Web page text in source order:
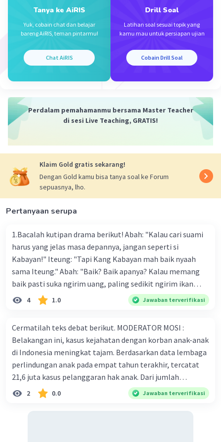
Meskipun biaya produksi lebih tinggi, produk pertanian
alami memiliki nilai jual yang lebih tinggi karena kualitas
Beri Rating·5.0( Balas
Tanya ke AiRIS
Yuk, cobain chat dan belajar
bareng AiRIS, teman pintarmu!
Chat AiRIS
Drill Soal
Latihan soal sesuai topik yang
kamu mau untuk persiapan ujian
Cobain Drill Soal
Perdalam pemahamanmu bersama Master Teacher
di sesi Live Teaching, GRATIS!
Klaim Gold gratis sekarang!
Dengan Gold kamu bisa tanya soal ke Forum
sepuasnya, lho.
Pertanyaan serupa
1.Bacalah kutipan drama berikut! Abah: "Kalau cari suami
harus yang jelas masa depannya, jangan seperti si
Kabayan!" Iteung: "Tapi Kang Kabayan mah baik nyaah
sama Iteung." Abah: "Baik? Baik apanya? Kalau memang
baik pasti suka ngirim uang, paling sedikit ngirim ikan
kesenangan Abah. Ikan gurame!" Ambu: "Abah teh
kumaha. Apa-apa selalu saja diukur pakai uang." Tokoh
jika menggunakan kostum a. celana panjang dan kaos
dengan rambut panjang dibiarkan terurai b. celana
panjang dan kaos dengan rambut dikepang dua c. kebaya
dan celana panjang dengan rambut dibiarkan terurai d.
kebaya dan kain dengan rambut di kepang dua 2.Jo : "Hey,
jalan yang bener dong!" (keluar dari mobil) Yuda: (tampak
4 1.0 Jawaban terverifikasi
Cermatilah teks debat berikut. MODERATOR MOSI :
Belakangan ini, kasus kejahatan dengan korban anak-anak
di Indonesia meningkat tajam. Berdasarkan data lembaga
perlindungan anak pada empat tahun terakhir, tercatat
21,6 juta kasus pelanggaran hak anak. Dari jumlah
tersebut, 58 persen di kategorikan sebagai kejahatan
*pedofilia. Komnas Perlindungan Anak menyatakan saat
2 0.0 Jawaban terverifikasi